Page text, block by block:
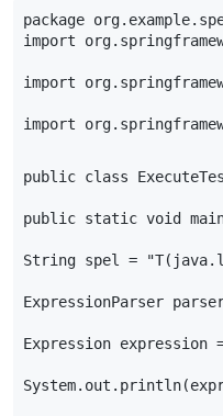
package org. example.
import
org.
import org.
import org.
public class
public static void
String spel =
ExpressionParser
Expression expression
System. out . println(